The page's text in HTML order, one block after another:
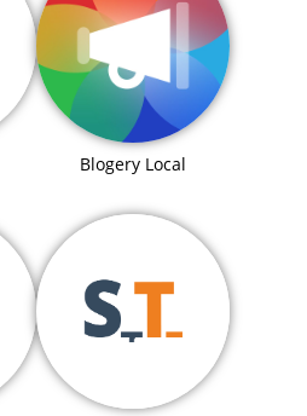
Blogery Local